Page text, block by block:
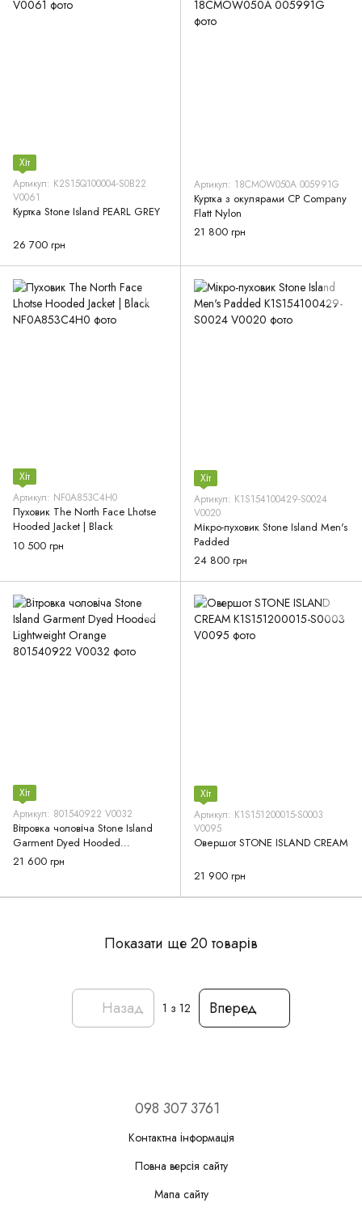
Хіт
Артикул: K2S15Q100004-S0B22
V0061
Куртка Stone Island PEARL GREY
26 700 грн
Артикул: 18CMOW050A 005991G
Куртка з окулярами CP Company
Flatt Nylon
21 800 грн
Хіт
Артикул: NF0A853C4H0
Пуховик The North Face Lhotse
Hooded Jacket | Black
10 500 грн
Хіт
Артикул: K1S154100429-S0024
V0020
Мікро-пуховик Stone Island Men's
Padded
24 800 грн
Хіт
Артикул: 801540922 V0032
Вітровка чоловіча Stone Island
Garment Dyed Hooded
Lightweight Orange
21 600 грн
Хіт
Артикул: K1S151200015-S0003
V0095
Овершот STONE ISLAND CREAM
21 900 грн
Показати ще 20 товарів
Назад 1 з 12 Вперед
098 307 3761
Контактна інформація
Повна версія сайту
Мапа сайту